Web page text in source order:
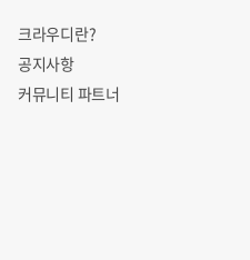
크라우디란?
공지사항
커뮤니티 파트너